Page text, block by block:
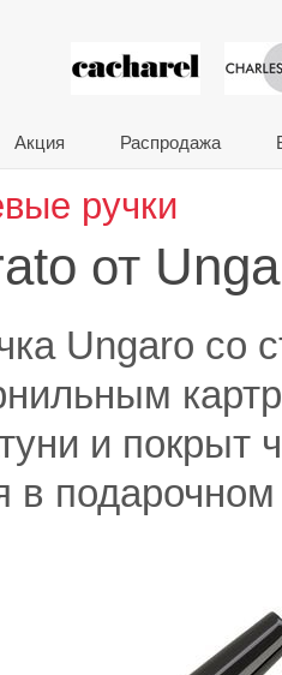
VIP
Акция Распродажа
ручки
от
Ungaro со
и покрыт
в